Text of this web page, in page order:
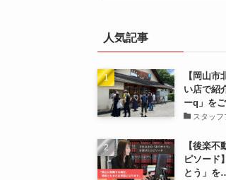
ブ人気記事
【岡山
い店で紹
ーq」を
スタッ
【後楽
ピソード
とう」